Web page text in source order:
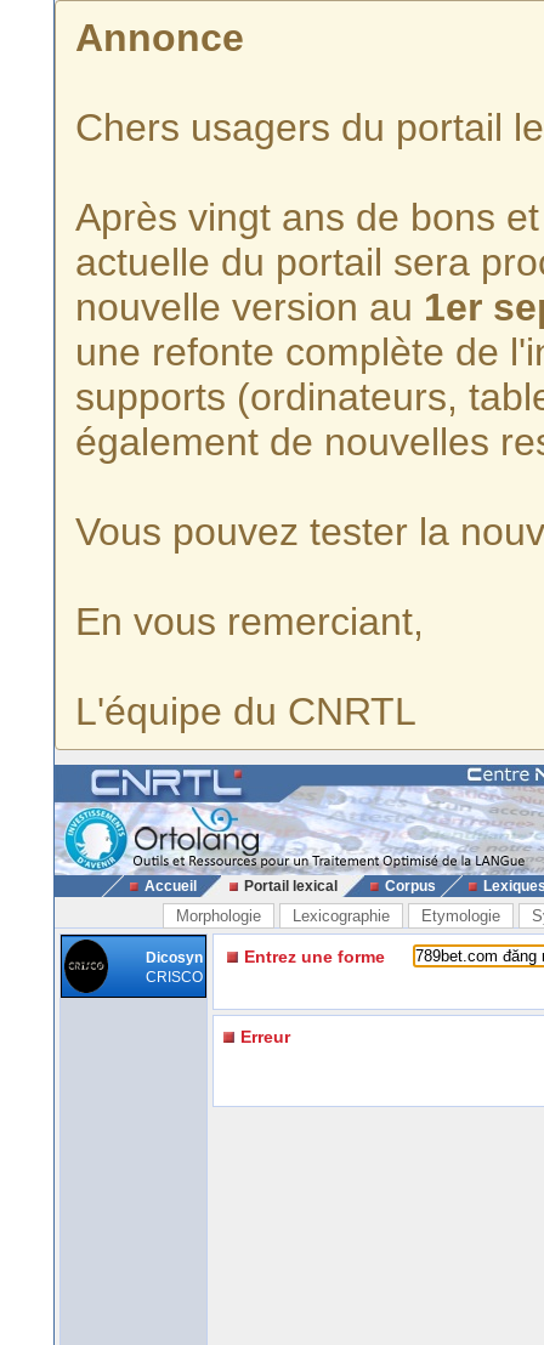
Annonce
Chers usagers du portail
Après vingt ans de bons
actuelle du portail sera
nouvelle version au 1er
une refonte complète de
supports (ordinateurs,
également de nouvelles
Vous pouvez tester la
En vous remerciant,
L'équipe du CNRTL
Accueil Portail lexical Corpus
Morphologie Lexicographie Etymologie
Dicosyn
CRISCO
Entrez une forme
Erreur